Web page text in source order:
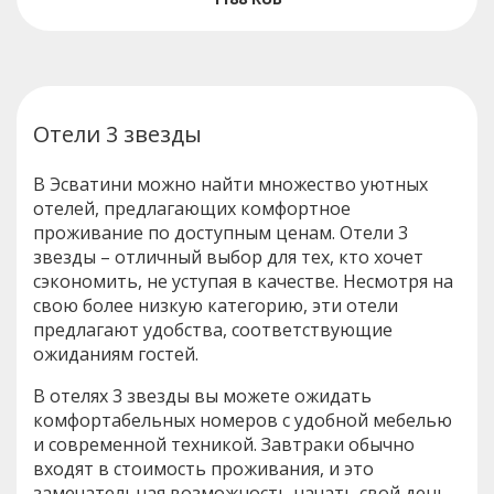
Отели 3 звезды
В Эсватини можно найти множество уютных
отелей, предлагающих комфортное
проживание по доступным ценам. Отели 3
звезды – отличный выбор для тех, кто хочет
сэкономить, не уступая в качестве. Несмотря на
свою более низкую категорию, эти отели
предлагают удобства, соответствующие
ожиданиям гостей.
В отелях 3 звезды вы можете ожидать
комфортабельных номеров с удобной мебелью
и современной техникой. Завтраки обычно
входят в стоимость проживания, и это